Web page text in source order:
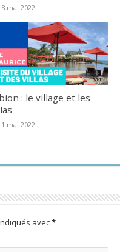
mai 2022
: le village et les
mai 2022
avec*